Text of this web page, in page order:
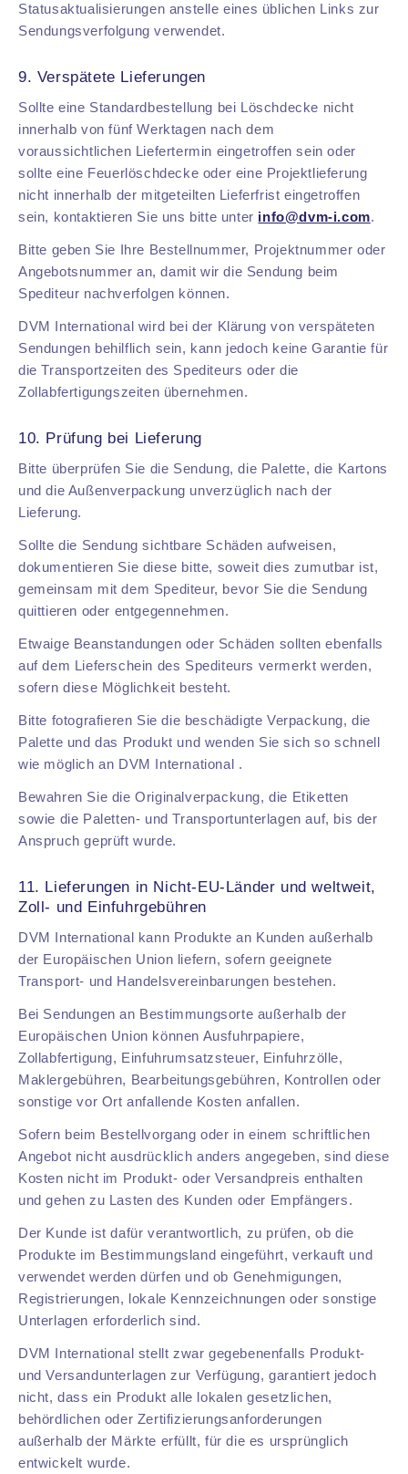
Statusaktualisierungen anstelle eines üblichen Links zur
Sendungsverfolgung verwendet.
9. Verspätete Lieferungen
Sollte eine Standardbestellung bei Löschdecke nicht
innerhalb von fünf Werktagen nach dem
voraussichtlichen Liefertermin eingetroffen sein oder
sollte eine Feuerlöschdecke oder eine Projektlieferung
nicht innerhalb der mitgeteilten Lieferfrist eingetroffen
sein, kontaktieren Sie uns bitte unter info@dvm-i.com.
Bitte geben Sie Ihre Bestellnummer, Projektnummer oder
Angebotsnummer an, damit wir die Sendung beim
Spediteur nachverfolgen können.
DVM International wird bei der Klärung von verspäteten
Sendungen behilflich sein, kann jedoch keine Garantie für
die Transportzeiten des Spediteurs oder die
Zollabfertigungszeiten übernehmen.
10. Prüfung bei Lieferung
Bitte überprüfen Sie die Sendung, die Palette, die Kartons
und die Außenverpackung unverzüglich nach der
Lieferung.
Sollte die Sendung sichtbare Schäden aufweisen,
dokumentieren Sie diese bitte, soweit dies zumutbar ist,
gemeinsam mit dem Spediteur, bevor Sie die Sendung
quittieren oder entgegennehmen.
Etwaige Beanstandungen oder Schäden sollten ebenfalls
auf dem Lieferschein des Spediteurs vermerkt werden,
sofern diese Möglichkeit besteht.
Bitte fotografieren Sie die beschädigte Verpackung, die
Palette und das Produkt und wenden Sie sich so schnell
wie möglich an DVM International .
Bewahren Sie die Originalverpackung, die Etiketten
sowie die Paletten- und Transportunterlagen auf, bis der
Anspruch geprüft wurde.
11. Lieferungen in Nicht-EU-Länder und weltweit,
Zoll- und Einfuhrgebühren
DVM International kann Produkte an Kunden außerhalb
der Europäischen Union liefern, sofern geeignete
Transport- und Handelsvereinbarungen bestehen.
Bei Sendungen an Bestimmungsorte außerhalb der
Europäischen Union können Ausfuhrpapiere,
Zollabfertigung, Einfuhrumsatzsteuer, Einfuhrzölle,
Maklergebühren, Bearbeitungsgebühren, Kontrollen oder
sonstige vor Ort anfallende Kosten anfallen.
Sofern beim Bestellvorgang oder in einem schriftlichen
Angebot nicht ausdrücklich anders angegeben, sind diese
Kosten nicht im Produkt- oder Versandpreis enthalten
und gehen zu Lasten des Kunden oder Empfängers.
Der Kunde ist dafür verantwortlich, zu prüfen, ob die
Produkte im Bestimmungsland eingeführt, verkauft und
verwendet werden dürfen und ob Genehmigungen,
Registrierungen, lokale Kennzeichnungen oder sonstige
Unterlagen erforderlich sind.
DVM International stellt zwar gegebenenfalls Produkt-
und Versandunterlagen zur Verfügung, garantiert jedoch
nicht, dass ein Produkt alle lokalen gesetzlichen,
behördlichen oder Zertifizierungsanforderungen
außerhalb der Märkte erfüllt, für die es ursprünglich
entwickelt wurde.